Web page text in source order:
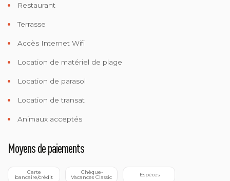
Restaurant
Terrasse
Accès Internet Wifi
Location de matériel de plage
Location de parasol
Location de transat
Animaux acceptés
Moyens de paiements
bancaire/crédit Vacances Classic Espèces